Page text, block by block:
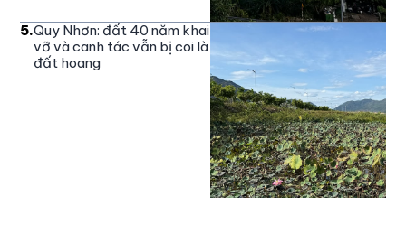
5.Quy Nhơn: đất 40 năm khai
vỡ và canh tác vẫn bị coi là
đất hoang